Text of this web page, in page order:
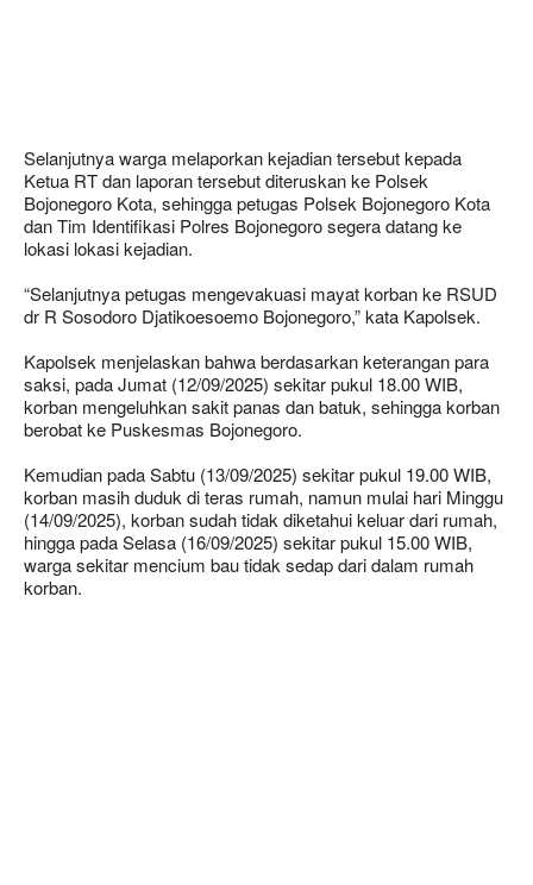
Selanjutnya warga melaporkan kejadian tersebut kepada
Ketua RT dan laporan tersebut diteruskan ke Polsek
Bojonegoro Kota, sehingga petugas Polsek Bojonegoro Kota
dan Tim Identifikasi Polres Bojonegoro segera datang ke
lokasi lokasi kejadian.
“Selanjutnya petugas mengevakuasi mayat korban ke RSUD
dr R Sosodoro Djatikoesoemo Bojonegoro,” kata Kapolsek.
Kapolsek menjelaskan bahwa berdasarkan keterangan para
saksi, pada Jumat (12/09/2025) sekitar pukul 18.00 WIB,
korban mengeluhkan sakit panas dan batuk, sehingga korban
berobat ke Puskesmas Bojonegoro.
Kemudian pada Sabtu (13/09/2025) sekitar pukul 19.00 WIB,
korban masih duduk di teras rumah, namun mulai hari Minggu
(14/09/2025), korban sudah tidak diketahui keluar dari rumah,
hingga pada Selasa (16/09/2025) sekitar pukul 15.00 WIB,
warga sekitar mencium bau tidak sedap dari dalam rumah
korban.